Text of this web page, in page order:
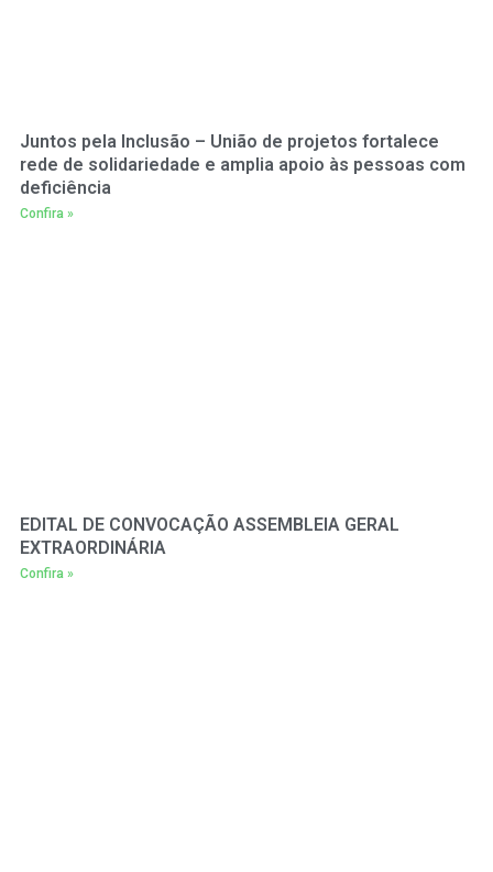
Juntos pela Inclusão – União de projetos fortalece
rede de solidariedade e amplia apoio às pessoas com
deficiência
Confira »
EDITAL DE CONVOCAÇÃO ASSEMBLEIA GERAL
EXTRAORDINÁRIA
Confira »